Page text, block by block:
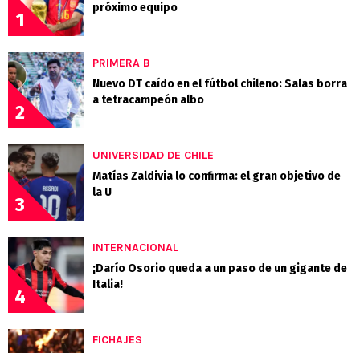
1
próximo equipo
2
PRIMERA B
Nuevo DT caído en el fútbol chileno: Salas borra
a tetracampeón albo
3
UNIVERSIDAD DE CHILE
Matías Zaldivia lo confirma: el gran objetivo de
la U
4
INTERNACIONAL
¡Darío Osorio queda a un paso de un gigante de
Italia!
FICHAJES